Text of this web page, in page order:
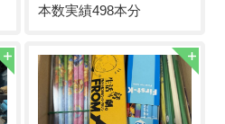
本数実績498本分